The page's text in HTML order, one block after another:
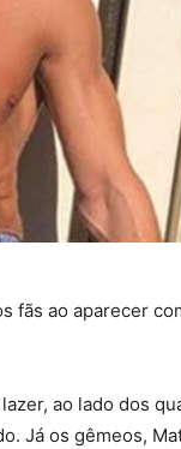
fãs ao aparecer
ao lado dos
Já os gêmeos,